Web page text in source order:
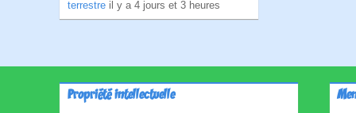
terrestre il y a 4 jours et 3 heures
Propriété intellectuelle